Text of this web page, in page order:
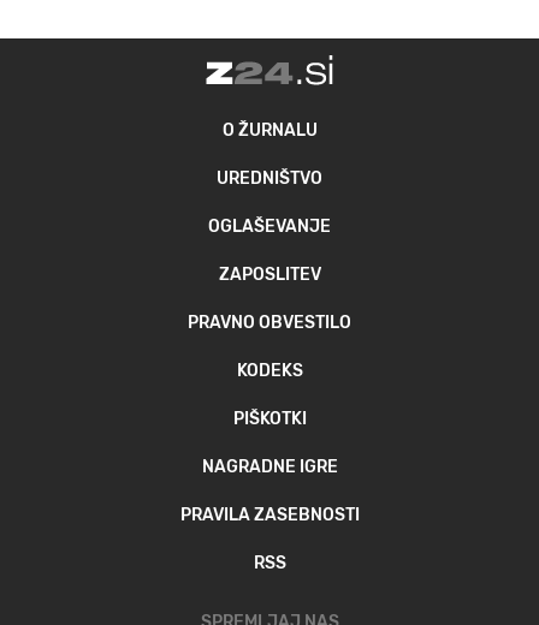
O ŽURNALU
UREDNIŠTVO
OGLAŠEVANJE
ZAPOSLITEV
PRAVNO OBVESTILO
KODEKS
PIŠKOTKI
NAGRADNE IGRE
PRAVILA ZASEBNOSTI
RSS